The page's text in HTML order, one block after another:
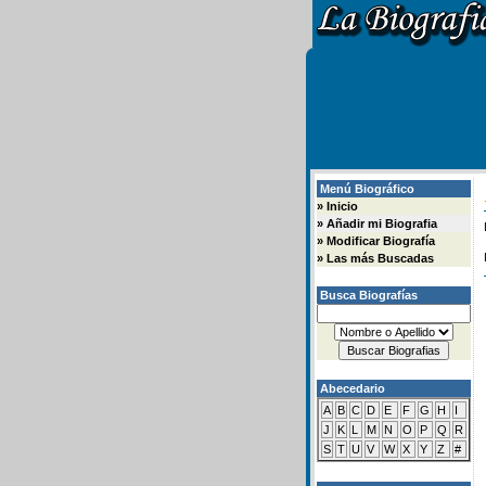
Menú Biográfico
» Inicio
» Añadir mi Biografia
» Modificar Biografía
» Las más Buscadas
Busca Biografías
Abecedario
A B C D E F G H
I
J
K L M N O P Q
R
S T U V W X Y Z #